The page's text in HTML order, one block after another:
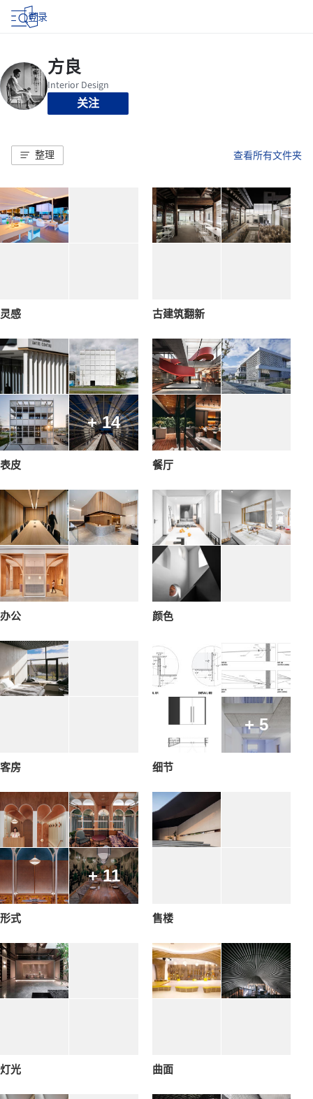
登录
关注
整理 查看所有文件夹
灵感 古建筑翻新
+ 14
表皮 餐厅
办公 颜色
客房
+ 5
细节
+ 11
形式 售楼
灯光 曲面